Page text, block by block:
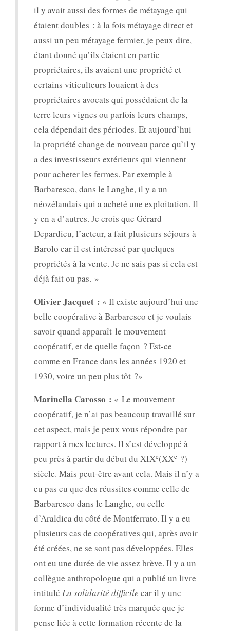
il y avait aussi des formes de métayage qui
étaient doubles : à la fois métayage direct et
aussi un peu métayage fermier, je peux dire,
étant donné qu’ils étaient en partie
propriétaires, ils avaient une propriété et
certains viticulteurs louaient à des
propriétaires avocats qui possédaient de la
terre leurs vignes ou parfois leurs champs,
cela dépendait des périodes. Et aujourd’hui
la propriété change de nouveau parce qu’il y
a des investisseurs extérieurs qui viennent
pour acheter les fermes. Par exemple à
Barbaresco, dans le Langhe, il y a un
néozélandais qui a acheté une exploitation. Il
y en a d’autres. Je crois que Gérard
Depardieu, l’acteur, a fait plusieurs séjours à
Barolo car il est intéressé par quelques
propriétés à la vente. Je ne sais pas si cela est
déjà fait ou pas. »
Olivier Jacquet : « Il existe aujourd’hui une
belle coopérative à Barbaresco et je voulais
savoir quand apparaît le mouvement
coopératif, et de quelle façon ? Est-ce
comme en France dans les années 1920 et
1930, voire un peu plus tôt ?»
Marinella Carosso : « Le mouvement
coopératif, je n’ai pas beaucoup travaillé sur
cet aspect, mais je peux vous répondre par
rapport à mes lectures. Il s’est développé à
peu près à partir du début du XIXe(XXe ?)
siècle. Mais peut-être avant cela. Mais il n’y a
eu pas eu que des réussites comme celle de
Barbaresco dans le Langhe, ou celle
d’Araldica du côté de Montferrato. Il y a eu
plusieurs cas de coopératives qui, après avoir
été créées, ne se sont pas développées. Elles
ont eu une durée de vie assez brève. Il y a un
collègue anthropologue qui a publié un livre
intitulé La solidarité difficile car il y une
forme d’individualité très marquée que je
pense liée à cette formation récente de la